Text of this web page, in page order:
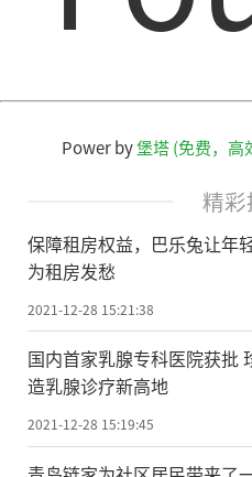
Power by堡塔 (免费，高
精
保障租房权益，巴乐兔让年
为租房发愁
2021-12-28 15:21:38
国内首家乳腺专科医院获批
造乳腺诊疗新高地
2021-12-28 15:19:45